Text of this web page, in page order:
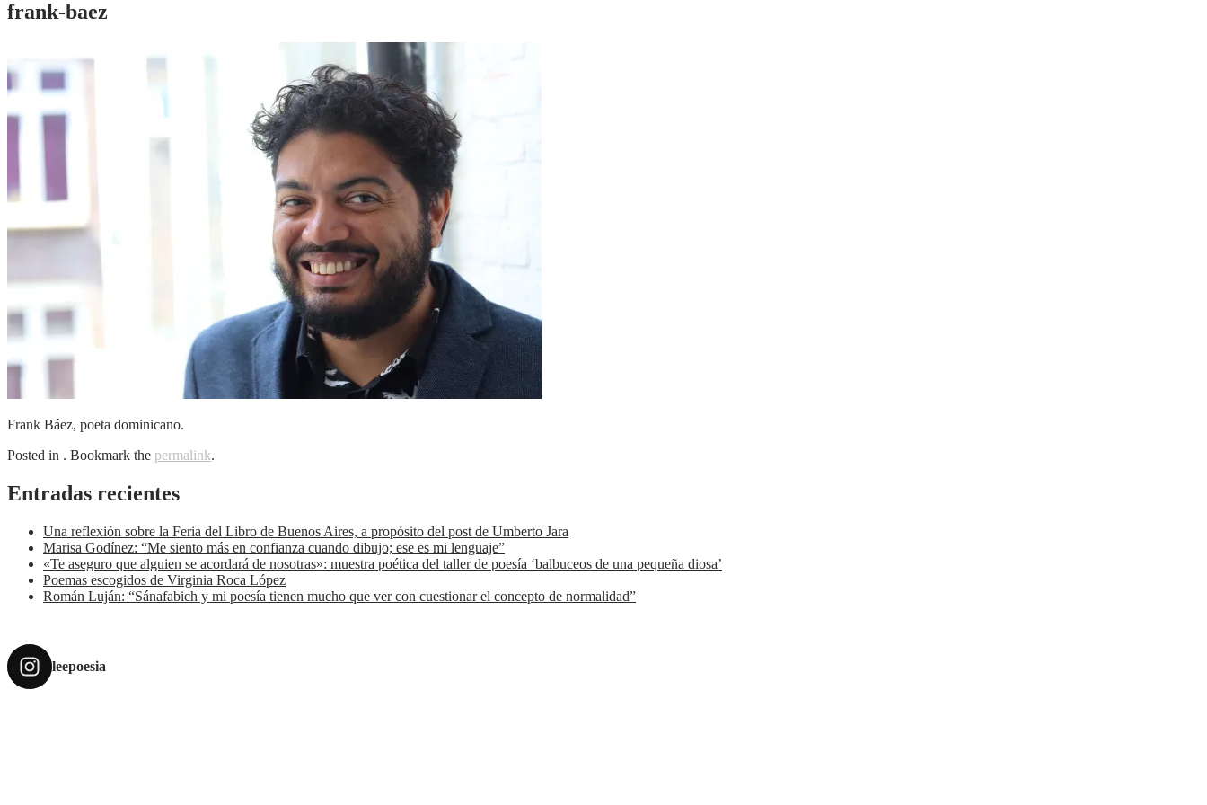
frank-baez
Frank Báez, poeta dominicano.
Posted in . Bookmark the permalink.
Entradas recientes
Una reflexión sobre la Feria del Libro de Buenos Aires, a propósito del post de Umberto Jara
Marisa Godínez: “Me siento más en confianza cuando dibujo; ese es mi lenguaje”
«Te aseguro que alguien se acordará de nosotras»: muestra poética del taller de poesía ‘balbuceos de una pequeña diosa’
Poemas escogidos de Virginia Roca López
Román Luján: “Sánafabich y mi poesía tienen mucho que ver con cuestionar el concepto de normalidad”
leepoesia